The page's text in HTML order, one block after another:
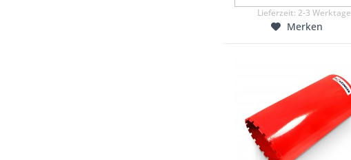
Lieferzeit: 2-3 Werktage
Merken